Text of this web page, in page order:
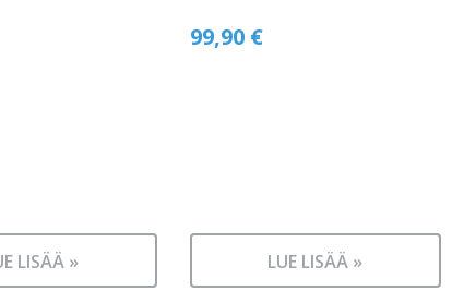
LISÄÄ »
99,90 €
LUE LISÄÄ »